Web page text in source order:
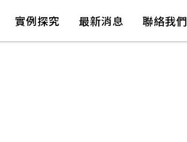
實例探究 最新消息 聯絡我們